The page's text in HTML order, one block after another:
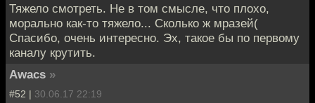
Тяжело смотреть. Не в том смысле, что плохо,
морально как-то тяжело... Сколько ж мразей(
Спасибо, очень интересно. Эх, такое бы по первому
каналу крутить.
Awacs »
#52 | 30.06.17 22:19